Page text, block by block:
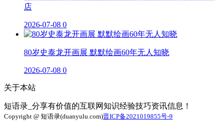
店
2026-07-08 0
80岁史泰龙开画展 默默绘画60年无人知晓
2026-07-08 0
关于本站
短语录_分享有价值的互联网知识经验技巧资讯信息！
Copyright @ 短语录(duanyulu.com)晋ICP备2021019855号-9